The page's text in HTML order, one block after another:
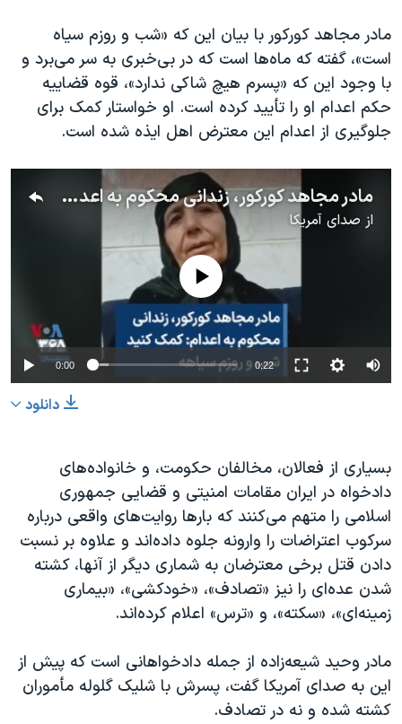
مادر مجاهد کورکور با بیان این که «شب و روزم سیاه
است»، گفته که ماه‌ها است که در بی‌خبری به سر می‌برد و
با وجود این که «پسرم هیچ شاکی ندارد»، قوه قضاییه
حکم اعدام او را تأیید کرده است. او خواستار کمک برای
جلوگیری از اعدام این معترض اهل ایذه شده است.
مادر مجاهد کورکور، زندانی محکوم به اعدام: کمک کنید، شب و روزم سیاهه
از صدای آمریکا
No media source currently available
0:00 0:22
دانلود
بسیاری از فعالان، مخالفان حکومت، و خانواده‌های
دادخواه در ایران مقامات امنیتی و قضایی جمهوری
اسلامی را متهم می‌کنند که بارها روایت‌های واقعی درباره
سرکوب اعتراضات را وارونه جلوه داده‌اند و علاوه بر نسبت
دادن قتل برخی معترضان به شماری دیگر از آنها، کشته
شدن عده‌ای را نیز «تصادف»، «خودکشی»، «بیماری
زمینه‌ای»، «سکته»، و «ترس» اعلام کرده‌اند.
مادر وحید شیعه‌زاده از جمله دادخواهانی است که پیش از
این به صدای آمریکا گفت، پسرش با شلیک گلوله مأموران
کشته شده و نه در تصادف.